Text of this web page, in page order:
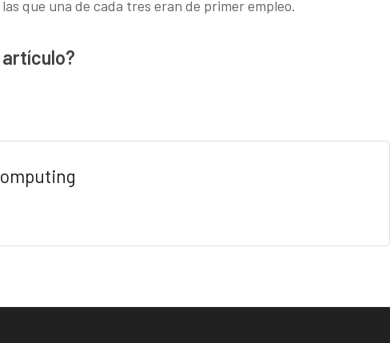
que una de cada tres eran de primer empleo.